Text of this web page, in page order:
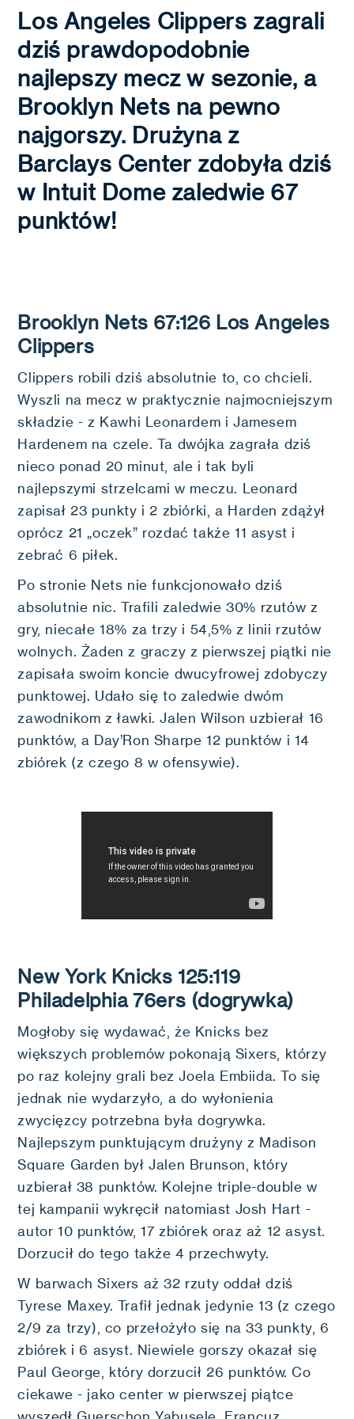
Los Angeles Clippers zagrali
dziś prawdopodobnie
najlepszy mecz w sezonie, a
Brooklyn Nets na pewno
najgorszy. Drużyna z
Barclays Center zdobyła dziś
w Intuit Dome zaledwie 67
punktów!
Brooklyn Nets 67:126 Los Angeles
Clippers
Clippers robili dziś absolutnie to, co chcieli.
Wyszli na mecz w praktycznie najmocniejszym
składzie - z Kawhi Leonardem i Jamesem
Hardenem na czele. Ta dwójka zagrała dziś
nieco ponad 20 minut, ale i tak byli
najlepszymi strzelcami w meczu. Leonard
zapisał 23 punkty i 2 zbiórki, a Harden zdążył
oprócz 21 „oczek” rozdać także 11 asyst i
zebrać 6 piłek.
Po stronie Nets nie funkcjonowało dziś
absolutnie nic. Trafili zaledwie 30% rzutów z
gry, niecałe 18% za trzy i 54,5% z linii rzutów
wolnych. Żaden z graczy z pierwszej piątki nie
zapisała swoim koncie dwucyfrowej zdobyczy
punktowej. Udało się to zaledwie dwóm
zawodnikom z ławki. Jalen Wilson uzbierał 16
punktów, a Day’Ron Sharpe 12 punktów i 14
zbiórek (z czego 8 w ofensywie).
New York Knicks 125:119
Philadelphia 76ers (dogrywka)
Mogłoby się wydawać, że Knicks bez
większych problemów pokonają Sixers, którzy
po raz kolejny grali bez Joela Embiida. To się
jednak nie wydarzyło, a do wyłonienia
zwycięzcy potrzebna była dogrywka.
Najlepszym punktującym drużyny z Madison
Square Garden był Jalen Brunson, który
uzbierał 38 punktów. Kolejne triple-double w
tej kampanii wykręcił natomiast Josh Hart -
autor 10 punktów, 17 zbiórek oraz aż 12 asyst.
Dorzucił do tego także 4 przechwyty.
W barwach Sixers aż 32 rzuty oddał dziś
Tyrese Maxey. Trafił jednak jedynie 13 (z czego
2/9 za trzy), co przełożyło się na 33 punkty, 6
zbiórek i 6 asyst. Niewiele gorszy okazał się
Paul George, który dorzucił 26 punktów. Co
ciekawe - jako center w pierwszej piątce